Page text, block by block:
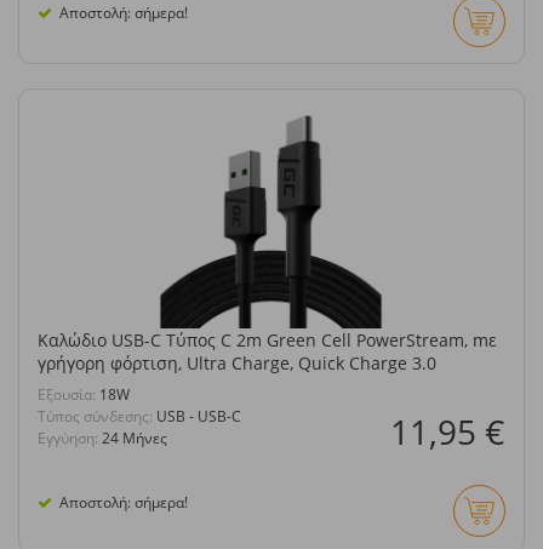
Αποστολή: σήμερα!
Καλώδιο USB-C Τύπος C 2m Green Cell PowerStream, mε
γρήγορη φόρτιση, Ultra Charge, Quick Charge 3.0
Eξουσία: 18W
Τύπος σύνδεσης: USB - USB-C
Εγγύηση: 24 Μήνες 11,95 €
Αποστολή: σήμερα!